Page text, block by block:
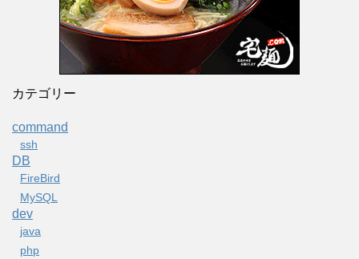
カテゴリー
command
ssh
DB
FireBird
MySQL
dev
java
php